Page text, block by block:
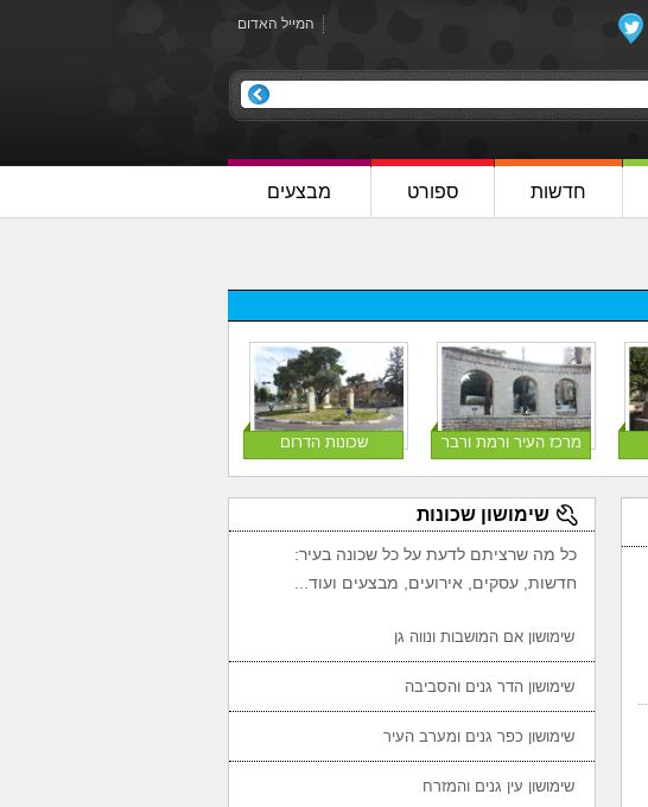
המייל האדום
חדשות ספורט מבצעים
מרכז העיר ורמת ורבר שכונות הדרום
שימושון שכונות
כל מה שרציתם לדעת על כל שכונה בעיר:
חדשות, עסקים, אירועים, מבצעים ועוד...
שימושון אם המושבות ונווה גן
שימושון הדר גנים והסביבה
שימושון כפר גנים ומערב העיר
שימושון עין גנים והמזרח